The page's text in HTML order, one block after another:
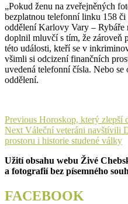
„Pokud ženu na zveřejněných
bezplatnou telefonní linku 158
oddělení Karlovy Vary – Rybáře
doplnil mluvčí s tím, že zároveň
této události, kteří se v
všimli si odcizení finančních
uvedená telefonní čísla. Nebo
oddělení.
Navigace
pro
příspěvek
Previous Previous
post:
Horoskop, který zlepší
Next Next
post:
Váleční veteráni navštívili
prostoru i historie studené války
Užití obsahu webu Živé
a fotografií bez písemného
FACEBOOK